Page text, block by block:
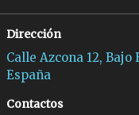
Dirección
Calle Azcona 12,
España
Contactos